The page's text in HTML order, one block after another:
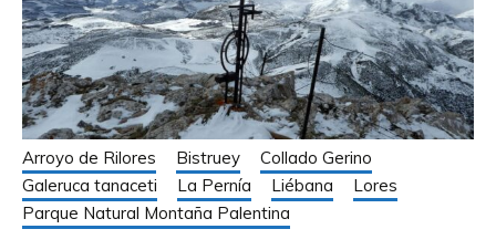
Arroyo de Rilores Bistruey
Collado Gerino
Galeruca tanaceti
La Pernía Liébana
Lores
Parque Natural Montaña Palentina